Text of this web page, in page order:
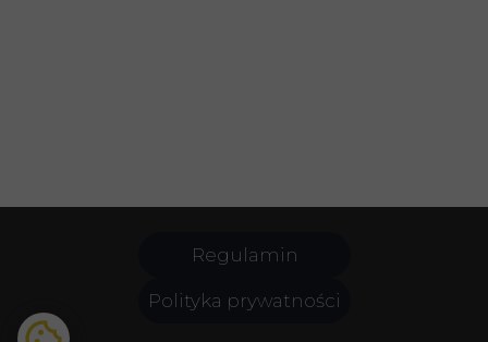
Polityka prywatności
Regulamin